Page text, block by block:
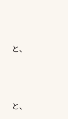
と、
と、